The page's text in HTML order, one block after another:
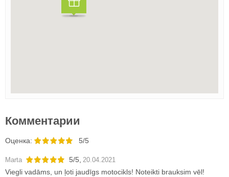
Комментарии
Oценка: 5/5
Marta 5/5, 20.04.2021
Viegli vadāms, un ļoti jaudīgs motocikls! Noteikti brauksim vēl!